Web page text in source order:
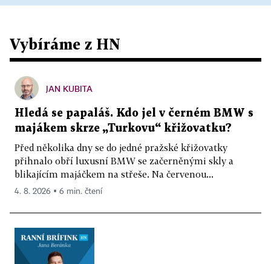
Vybíráme z HN
JAN KUBITA
Hledá se papaláš. Kdo jel v černém BMW s
majákem skrze „Turkovu“ křižovatku?
Před několika dny se do jedné pražské křižovatky
přihnalo obří luxusní BMW se začerněnými skly a
blikajícím majáčkem na střeše. Na červenou...
4. 8. 2026 ▪ 6 min. čtení